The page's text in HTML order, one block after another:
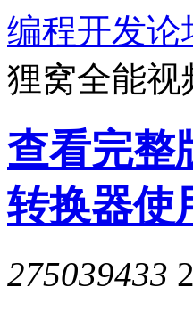
编程开发论
狸窝全能视
查看完整
转换器使
275039433